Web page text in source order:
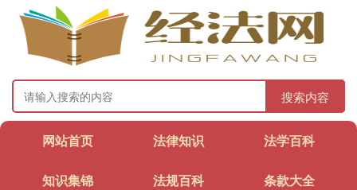
搜索内容
网站首页 法律知识 法学百科
知识集锦 法规百科 条款大全